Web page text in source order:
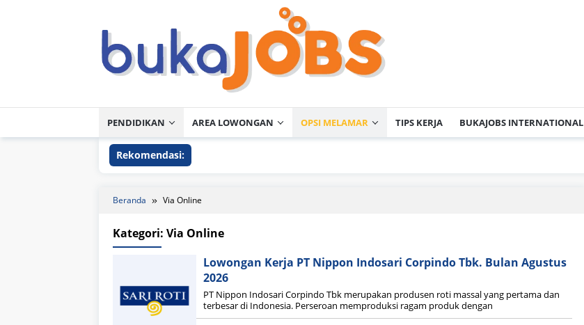
PENDIDIKAN AREA LOWONGAN OPSI MELAMAR TIPS KERJA BUKAJOBS INTERNATIONAL
Rekomendasi:
Beranda Via Online
Kategori: Via Online
Lowongan Kerja PT Nippon Indosari Corpindo Tbk. Bulan Agustus
2026
PT Nippon Indosari Corpindo Tbk merupakan produsen roti massal yang pertama dan
terbesar di Indonesia. Perseroan memproduksi ragam produk dengan